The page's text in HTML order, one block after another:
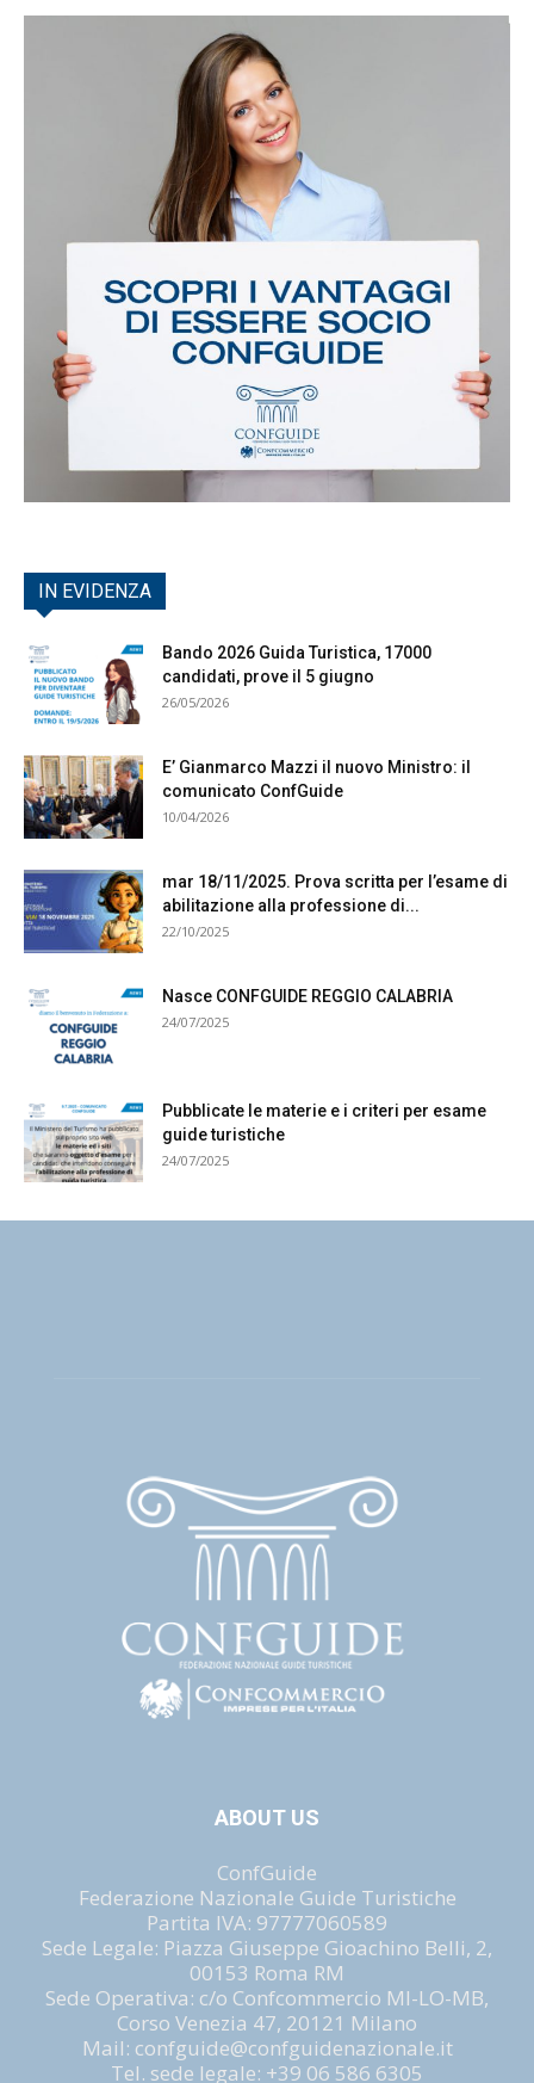
IN EVIDENZA
Bando 2026 Guida Turistica, 17000
candidati, prove il 5 giugno
26/05/2026
E’ Gianmarco Mazzi il nuovo Ministro: il
comunicato ConfGuide
10/04/2026
mar 18/11/2025. Prova scritta per l’esame di
abilitazione alla professione di...
22/10/2025
Nasce CONFGUIDE REGGIO CALABRIA
24/07/2025
Pubblicate le materie e i criteri per esame
guide turistiche
24/07/2025
ABOUT US
ConfGuide
Federazione Nazionale Guide Turistiche
Partita IVA: 97777060589
Sede Legale: Piazza Giuseppe Gioachino Belli, 2,
00153 Roma RM
Sede Operativa: c/o Confcommercio MI-LO-MB,
Corso Venezia 47, 20121 Milano
Mail: confguide@confguidenazionale.it
Tel. sede legale: +39 06 586 6305